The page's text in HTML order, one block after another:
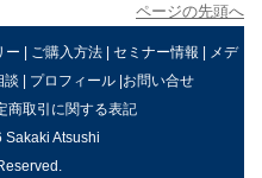
ページの先頭へ
ー | ご購入方法 | セミナー情報 | メデ
談 | プロフィール|お問い合せ
商取引に関する表記
Atsushi